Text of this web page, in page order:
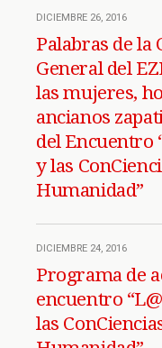
DICIEMBRE 26, 2016
Palabras de la
General del
las mujeres,
ancianos
del Encuentro
y las
Humanidad”
DICIEMBRE 24, 2016
Programa de
encuentro
las